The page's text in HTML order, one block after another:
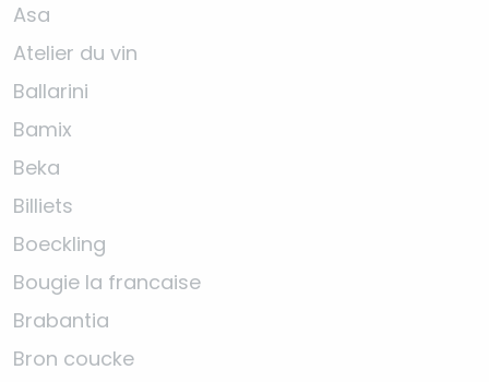
Asa
Atelier du vin
Ballarini
Bamix
Beka
Billiets
Boeckling
Bougie la francaise
Brabantia
Bron coucke